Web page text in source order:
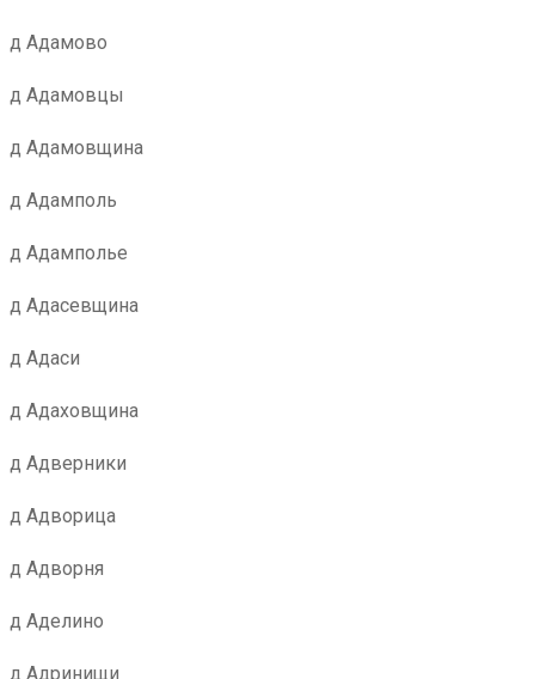
д Адамово
д Адамовцы
д Адамовщина
д Адамполь
д Адамполье
д Адасевщина
д Адаси
д Адаховщина
д Адверники
д Адворица
д Адворня
д Аделино
д Адринищи